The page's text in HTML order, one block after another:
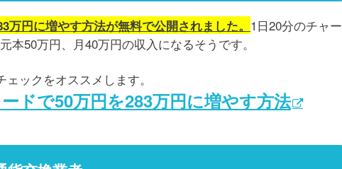
円に増やす方法が無料で公開されました。 1日20分のチャー
本50万円、月40万円の収入になるそうです。
ックをオススメします。
ドで50万円を283万円に増やす方法